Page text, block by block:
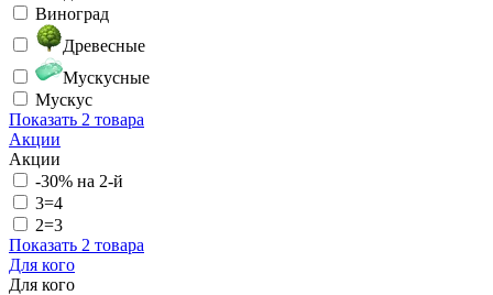
Виноград
Древесные
Мускусные
Мускус
Показать 2 товара
Акции
Акции
-30% на 2-й
3=4
2=3
Показать 2 товара
Для кого
Для кого